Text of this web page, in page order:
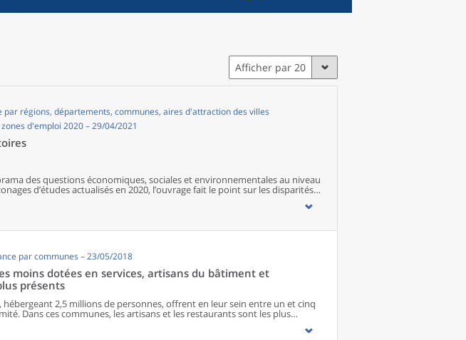
Afficher par 20
par régions, départements, communes, aires d'attraction des villes
d'emploi 2020 – 29/04/2021
des questions économiques, sociales et environnementales au niveau
d’études actualisés en 2020, l’ouvrage fait le point sur les disparités
sur les forces et faiblesses des divers territoires ainsi que sur les conditions
par communes – 23/05/2018
moins dotées en services, artisans du bâtiment et
présents
hébergeant 2,5 millions de personnes, offrent en leur sein entre un et cinq
Dans ces communes, les artisans et les restaurants sont les plus
de réparation automobile et de matériel agricole. Les commerces
ou les supérettes, n’apparaissent de façon significative que dans